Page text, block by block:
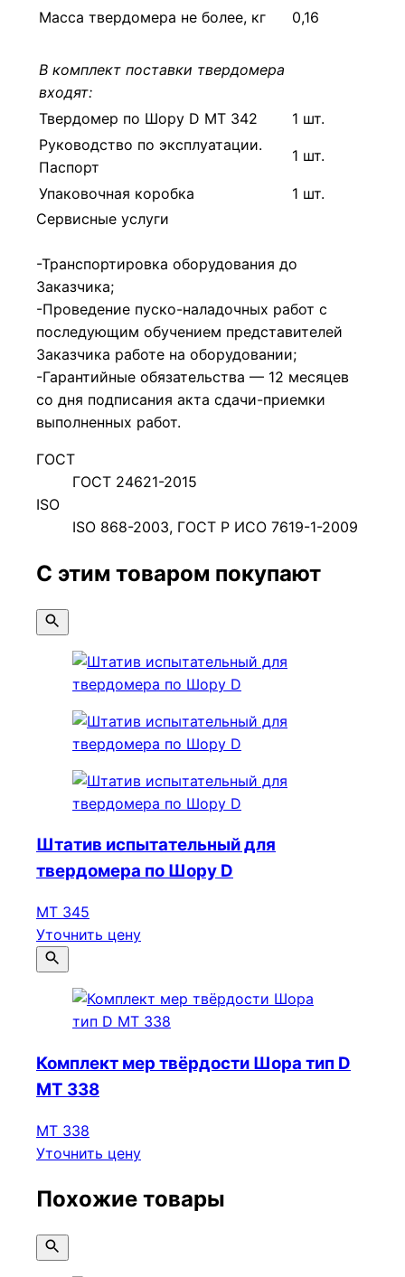
Масса твердомера не более, кг 0,16
В комплект поставки твердомера
входят:
Твердомер по Шору D МТ 342
1 шт.
Руководство по эксплуатации.
Паспорт
1 шт.
Упаковочная коробка
1 шт.
Сервисные услуги
-Транспортировка оборудования до
Заказчика;
-Проведение пуско-наладочных работ с
последующим обучением представителей
Заказчика работе на оборудовании;
-Гарантийные обязательства — 12 месяцев
со дня подписания акта сдачи-приемки
выполненных работ.
ГОСТ
ГОСТ 24621-2015
ISO
ISO 868-2003, ГОСТ Р ИСО 7619-1-2009
С этим товаром покупают
Штатив испытательный для
твердомера по Шору D
МТ 345
Уточнить цену
Комплект мер твёрдости Шора тип D
МТ 338
МТ 338
Уточнить цену
Похожие товары